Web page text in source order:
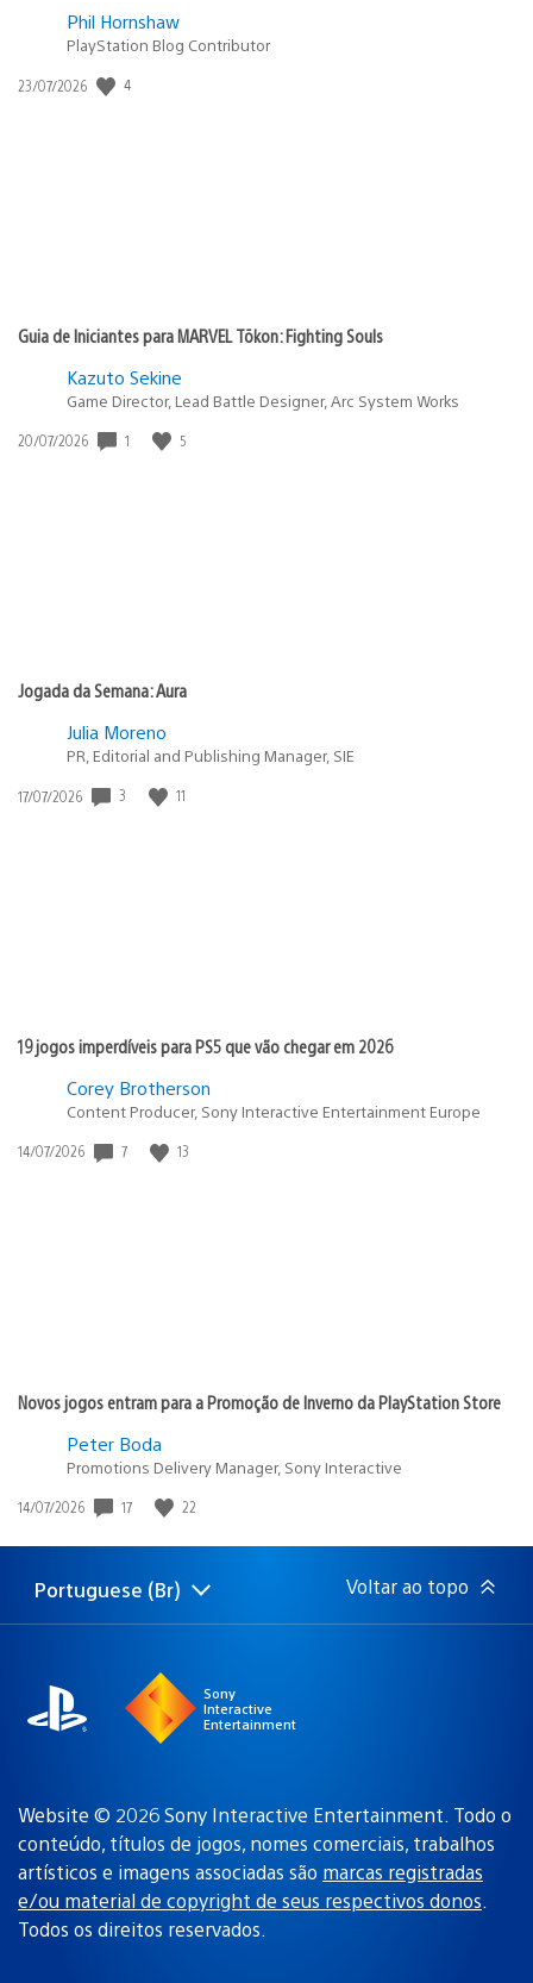
Phil Hornshaw
PlayStation Blog Contributor
Data
23/07/2026 4
Guia de Iniciantes para MARVEL Tōkon: Fighting Souls
Kazuto Sekine
Game Director, Lead Battle Designer, Arc System Works
Data
20/07/2026 1 5
Jogada da Semana: Aura
Julia Moreno
PR, Editorial and Publishing Manager, SIE
Data
17/07/2026 3 11
19 jogos imperdíveis para PS5 que vão chegar em 2026
Corey Brotherson
Content Producer, Sony Interactive Entertainment Europe
Data
14/07/2026 7 13
Novos jogos entram para a Promoção de Inverno da PlayStation Store
Peter Boda
Promotions Delivery Manager, Sony Interactive
Data
publicação:
14/07/2026 17 22
Selecione
uma
Região
atual:
Portuguese (Br) Voltar ao topo
Sony
Interactive
Entertainment
Website © 2026 Sony Interactive Entertainment. Todo o
conteúdo, títulos de jogos, nomes comerciais, trabalhos
artísticos e imagens associadas são marcas registradas
e/ou material de copyright de seus respectivos donos.
Todos os direitos reservados.